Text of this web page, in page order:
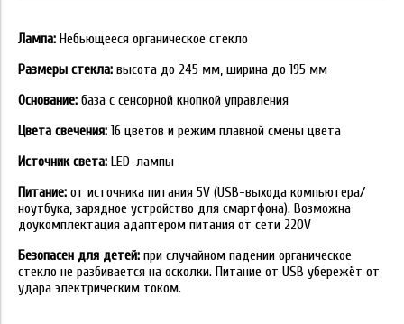
Лампа: Небьющееся органическое стекло
Размеры стекла: высота до 245 мм, ширина до 195 мм
Основание: база с сенсорной кнопкой управления
Цвета свечения: 16 цветов и режим плавной смены цвета
Источник света: LED-лампы
Питание: от источника питания 5V (USB-выхода компьютера/
ноутбука, зарядное устройство для смартфона). Возможна
доукомплектация адаптером питания от сети 220V
Безопасен для детей: при случайном падении органическое
стекло не разбивается на осколки. Питание от USB убережёт от
удара электрическим током.